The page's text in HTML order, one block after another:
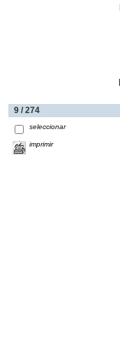
9 / 274
seleccionar
imprimir